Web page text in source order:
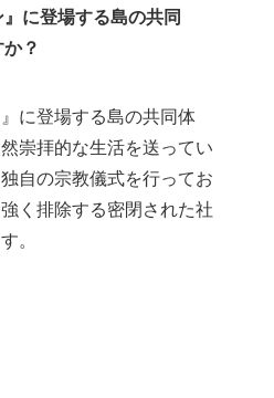
』に登場する島の共同
？
』に登場する島の共同体
崇拝的な生活を送ってい
自の宗教儀式を行ってお
く排除する密閉された社
。